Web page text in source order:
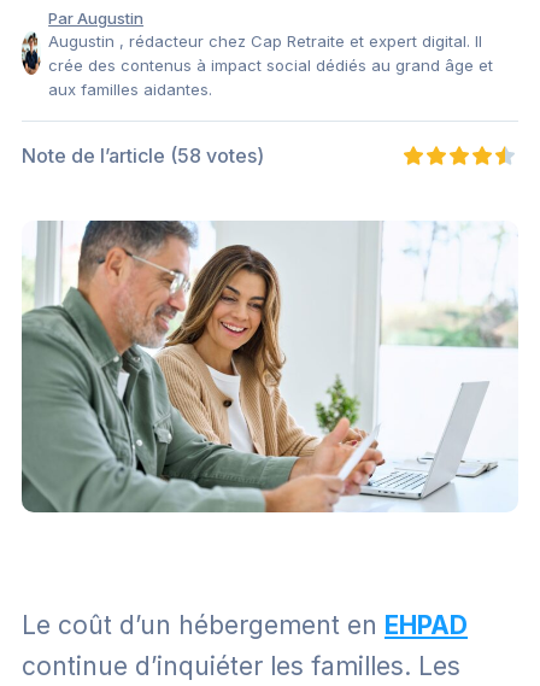
Par Augustin
Augustin , rédacteur chez Cap Retraite et expert digital. Il
crée des contenus à impact social dédiés au grand âge et
aux familles aidantes.
Note de l’article (58 votes)
Le coût d’un hébergement en EHPAD
continue d’inquiéter les familles. Les